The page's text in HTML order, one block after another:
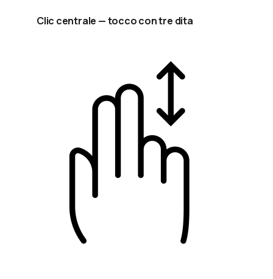
Clic centrale — tocco con tre dita